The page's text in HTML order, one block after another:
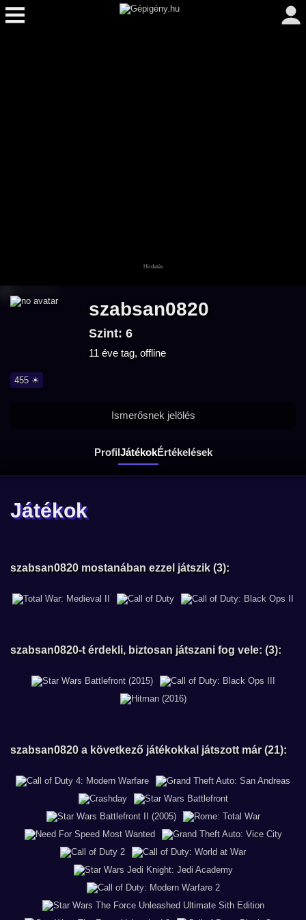
szabsan0820
Szint: 6
11 éve tag, offline
455 ☀
ProfilJátékokÉrtékelések
Ismerősnek jelölés
Játékok
szabsan0820 mostanában ezzel játszik (3):
szabsan0820-t érdekli, biztosan játszani fog vele: (3):
szabsan0820 a következő játékokkal játszott már (21):